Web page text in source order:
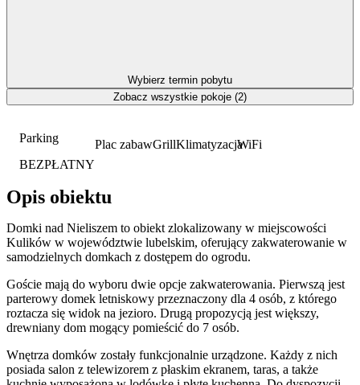
Parking
BEZPŁATNY
Plac zabawGrillKlimatyzacjaWiFi
Opis obiektu
Domki nad Nieliszem to obiekt zlokalizowany w miejscowości
Kulików w województwie lubelskim, oferujący zakwaterowanie w
samodzielnych domkach z dostępem do ogrodu.
Goście mają do wyboru dwie opcje zakwaterowania. Pierwszą jest
parterowy domek letniskowy przeznaczony dla 4 osób, z którego
roztacza się widok na jezioro. Drugą propozycją jest większy,
drewniany dom mogący pomieścić do 7 osób.
Wnętrza domków zostały funkcjonalnie urządzone. Każdy z nich
posiada salon z telewizorem z płaskim ekranem, taras, a także
Wybierz termin pobytu
Zobacz wszystkie pokoje (2)